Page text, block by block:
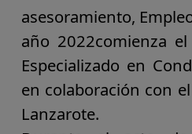
asesoramiento,
año 2022comienza
Especializado en
en colaboración con
Lanzarote.